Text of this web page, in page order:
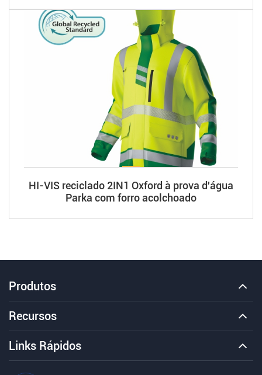
HI-VIS reciclado 2IN1 Oxford à prova d'água
Parka com forro acolchoado
Produtos
Recursos
Links Rápidos